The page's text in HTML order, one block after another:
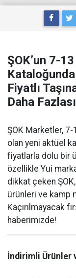
ŞOK’un 7-
Fiyatlı
Daha
ŞOK Marketler,
olan yeni aktüel
fiyatlarla dolu bir
özellikle Yui
dikkat çeken
ürünleri ve kamp
Kaçırılmayacak
haberimizde!
İndirimli Ürünler